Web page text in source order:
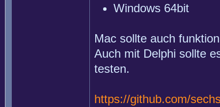
Windows 64bit
Mac sollte auch
Auch mit Delphi sollte
testen.
https://github.com/